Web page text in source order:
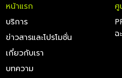
หน้าแรก
บริการ
ข่าวสารและโปรโมชั่น
เกี่ยวกับเรา
บทความ
ศู
ฉ